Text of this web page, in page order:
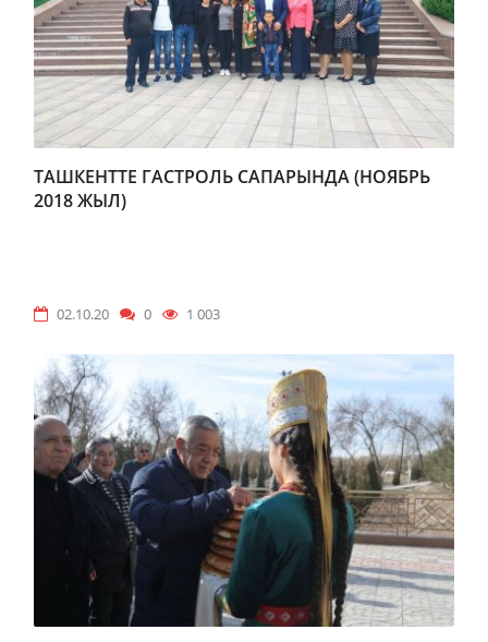
ТАШКЕНТТЕ ГАСТРОЛЬ САПАРЫНДА (НОЯБРЬ
2018 ЖЫЛ)
02.10.20 0 1 003